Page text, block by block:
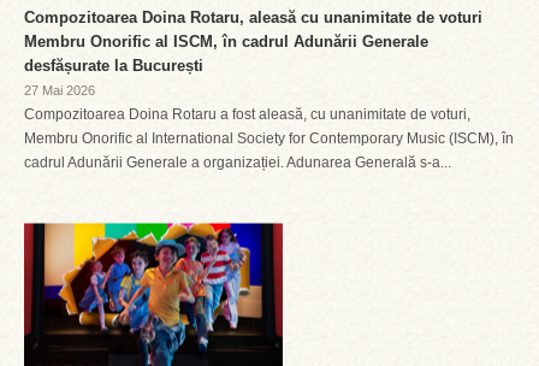
Compozitoarea Doina Rotaru, aleasă cu unanimitate de voturi
Membru Onorific al ISCM, în cadrul Adunării Generale
desfășurate la București
27 Mai 2026
Compozitoarea Doina Rotaru a fost aleasă, cu unanimitate de voturi,
Membru Onorific al International Society for Contemporary Music (ISCM), în
cadrul Adunării Generale a organizației. Adunarea Generală s-a...